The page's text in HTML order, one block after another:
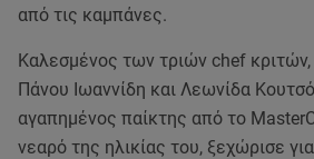
από τις καμπάνες.
Καλεσμένος των τριών chef
Πάνου Ιωαννίδη και Λεωνίδα
αγαπημένος παίκτης από το
νεαρό της ηλικίας του, ξεχώρισε